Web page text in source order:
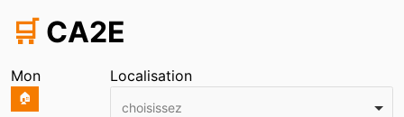
🛒 CA2E
Mon
🏠
Localisation
choisissez